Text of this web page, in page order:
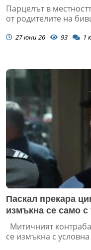
Парцелът в
от родителите на
27 юни 26 93 1
Паскал прекара
измъкна се само
Митичният
се измъкна с